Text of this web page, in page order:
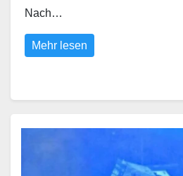
Nach…
Mehr lesen